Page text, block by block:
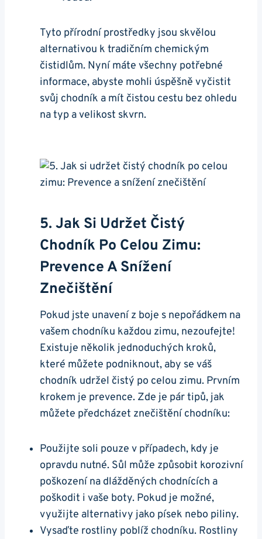
Tyto přírodní prostředky jsou skvělou​
alternativou k tradičním chemickým‌
čistidlům. Nyní máte‌ všechny ‍potřebné
informace,⁢ abyste mohli ‍úspěšně vyčistit
svůj chodník a mít čistou cestu bez ohledu
na typ a velikost skvrn.
5. Jak ⁣si Udržet Čistý
Chodník Po Celou Zimu:
Prevence A Snížení
Znečištění
Pokud⁤ jste unavení z boje s nepořádkem na
vašem chodníku každou zimu, nezoufejte!
Existuje několik ⁣jednoduchých​ kroků,
které můžete podniknout, aby ⁣se váš
chodník udržel čistý po celou zimu. Prvním
krokem je prevence. Zde je pár tipů, jak
můžete předcházet znečištění chodníku:
Použijte soli pouze v případech, kdy je
opravdu nutné. ​Sůl může ‌způsobit korozivní‍
poškození‍ na‌ dlážděných chodnících a
poškodit i vaše boty. Pokud je možné,
využijte alternativy jako písek nebo piliny.
Vysaďte rostliny‌ poblíž chodníku. ​Rostliny